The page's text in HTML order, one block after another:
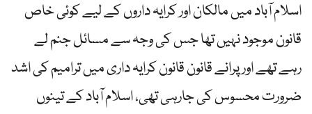
اسلام آباد میں مالکان اور کرایہ داروں کے لیے کوئی خاص
قانون موجود نہیں تھا جس کی وجہ سے مسائل جنم لے
رہے تھے اور پرانے قانون قانون کرایہ داری میں ترامیم کی اشد
ضرورت محسوس کی جارہی تھی، اسلام آباد کے تینوں